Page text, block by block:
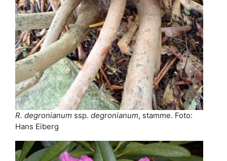
R. degronianum ssp. degronianum, stamme. Foto:
Hans Eiberg